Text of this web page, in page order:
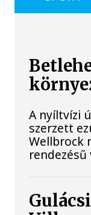
A nyíltvízi
szerzett
Wellbrock